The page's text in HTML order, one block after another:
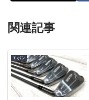
関連記事
エポン